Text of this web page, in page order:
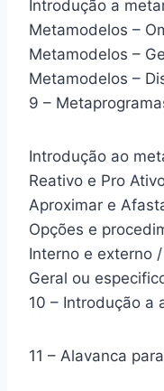
Introdução a
Metamodelos –
Metamodelos –
Metamodelos –
9 –
Introdução ao
Reativo e Pro
Aproximar e
Opções e
Interno e externo /
Geral ou
10 – Introdução a
11 – Alavanca